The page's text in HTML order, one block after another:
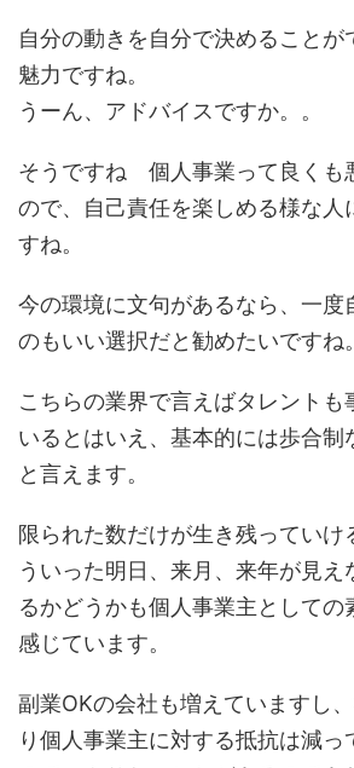
自分の動きを自分で決めることが
魅力ですね。
うーん、アドバイスですか。。
そうですね 個人事業って良くも
ので、自己責任を楽しめる様な人
すね。
今の環境に文句があるなら、一度
のもいい選択だと勧めたいですね。
こちらの業界で言えばタレントも
いるとはいえ、基本的には歩合制
と言えます。
限られた数だけが生き残っていけ
ういった明日、来月、来年が見え
るかどうかも個人事業主としての
感じています。
副業OKの会社も増えていますし
り個人事業主に対する抵抗は減っ